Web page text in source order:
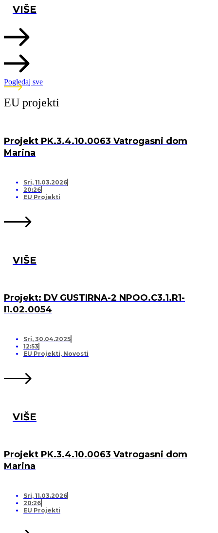
VIŠE
Pogledaj sve
EU projekti
Projekt PK.3.4.10.0063 Vatrogasni dom
Marina
Sri, 11.03.2026
20:26
EU Projekti
VIŠE
Projekt: DV GUSTIRNA-2 NPOO.C3.1.R1-
I1.02.0054
Sri, 30.04.2025
12:53
EU Projekti, Novosti
VIŠE
Projekt PK.3.4.10.0063 Vatrogasni dom
Marina
Sri, 11.03.2026
20:26
EU Projekti